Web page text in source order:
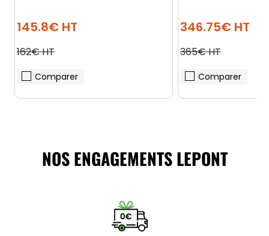
145.8€ HT
162€ HT
Comparer
346.75€ HT
365€ HT
Comparer
NOS ENGAGEMENTS LEPONT